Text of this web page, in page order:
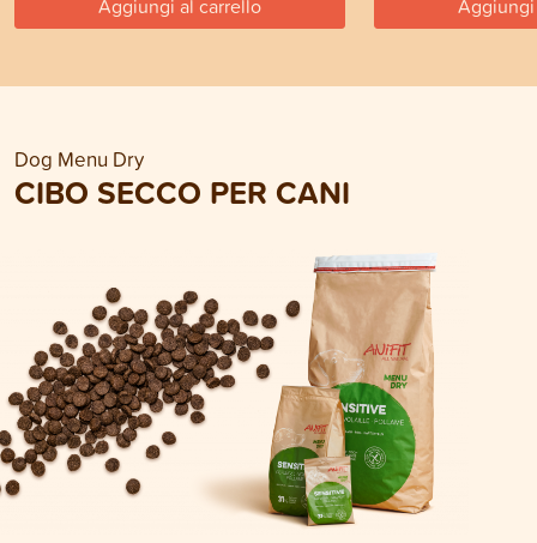
Aggiungi al carrello
Dog Menu Dry
CIBO SECCO PER CANI